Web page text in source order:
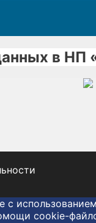
в НП
с
cookie-